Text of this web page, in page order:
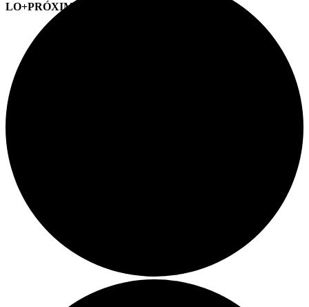
LO+PRÓXIMO (CITAS)